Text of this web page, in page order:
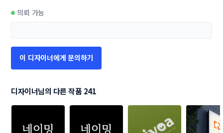
의뢰 가능
이 디자이너에게 문의하기
디자이너님의 다른 작품 241